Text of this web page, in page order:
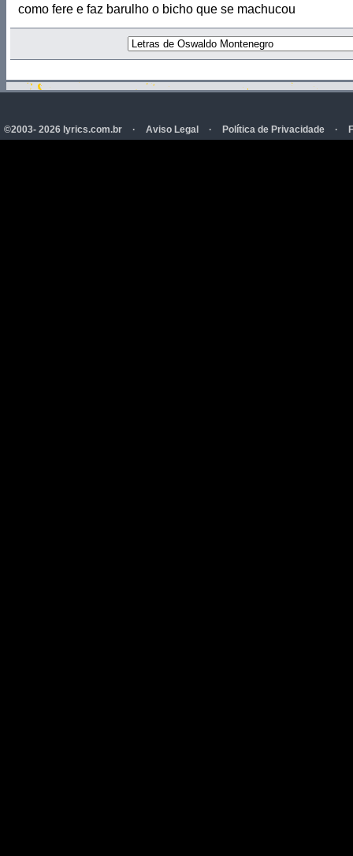
como fere e faz barulho o bicho que se machucou
©2003- 2026 lyrics.com.br · Aviso Legal · Política de Privacidade ·